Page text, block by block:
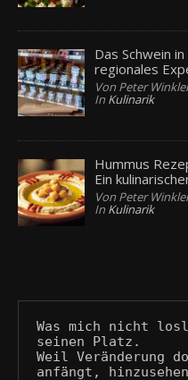
Das Schwein
regionales
Von Peter
In Kulinarik
Hummus
Ein
Von Peter
In Kulinarik
Was mich nicht
seinen Platz.
Weil Veränderung
anfängt,